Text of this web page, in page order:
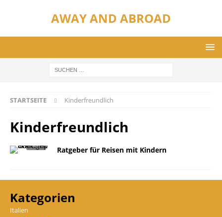
AWAY AND ABROAD
STARTSEITE Kinderfreundlich
Kinderfreundlich
Ratgeber für Reisen mit Kindern
Kategorien
Italien